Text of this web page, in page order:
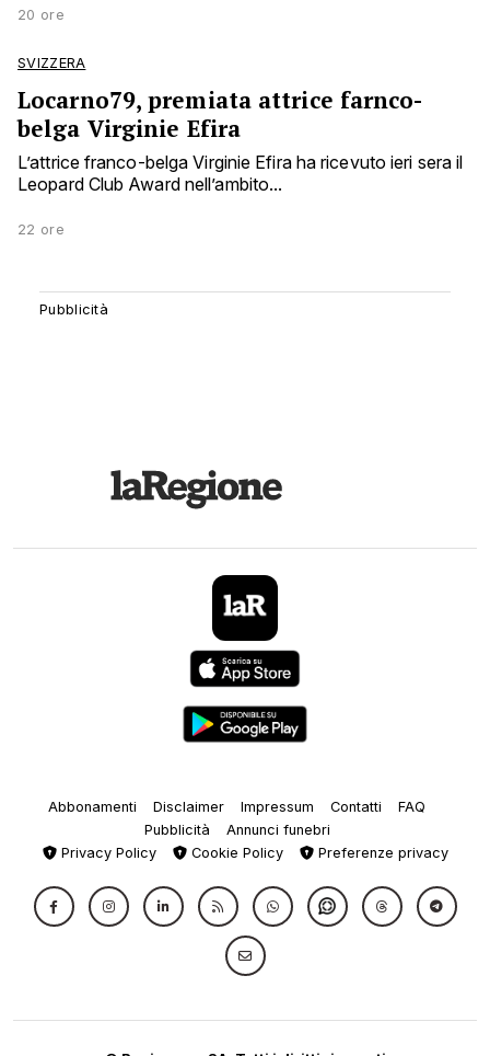
20 ore
SVIZZERA
Locarno79, premiata attrice farnco-
belga Virginie Efira
L’attrice franco-belga Virginie Efira ha ricevuto ieri sera il
Leopard Club Award nell’ambito...
22 ore
Abbonamenti Disclaimer Impressum Contatti
FAQ
Pubblicità
Annunci funebri
Privacy Policy
Cookie Policy Preferenze privacy